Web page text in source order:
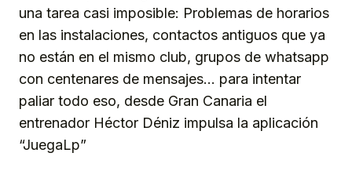
una tarea casi imposible: Problemas de horarios
en las instalaciones, contactos antiguos que ya
no están en el mismo club, grupos de whatsapp
con centenares de mensajes… para intentar
paliar todo eso, desde Gran Canaria el
entrenador Héctor Déniz impulsa la aplicación
“JuegaLp”